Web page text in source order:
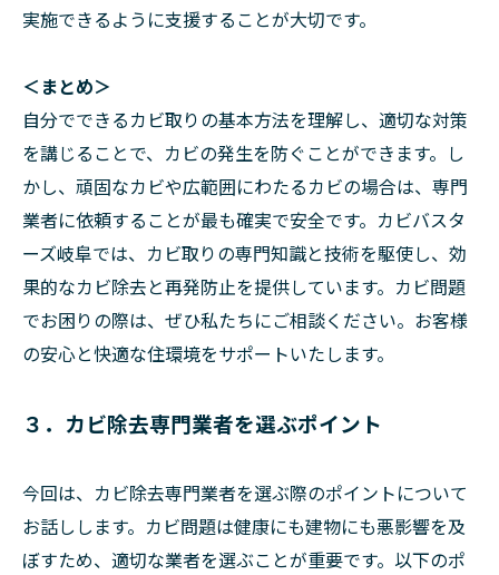
実施できるように支援することが大切です。
＜まとめ＞
自分でできるカビ取りの基本方法を理解し、適切な対策
を講じることで、カビの発生を防ぐことができます。し
かし、頑固なカビや広範囲にわたるカビの場合は、専門
業者に依頼することが最も確実で安全です。カビバスタ
ーズ岐阜では、カビ取りの専門知識と技術を駆使し、効
果的なカビ除去と再発防止を提供しています。カビ問題
でお困りの際は、ぜひ私たちにご相談ください。お客様
の安心と快適な住環境をサポートいたします。
３．カビ除去専門業者を選ぶポイント
今回は、カビ除去専門業者を選ぶ際のポイントについて
お話しします。カビ問題は健康にも建物にも悪影響を及
ぼすため、適切な業者を選ぶことが重要です。以下のポ